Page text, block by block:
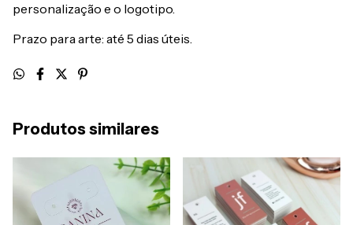
personalização e o logotipo.
Prazo para arte: até 5 dias úteis.
Produtos similares